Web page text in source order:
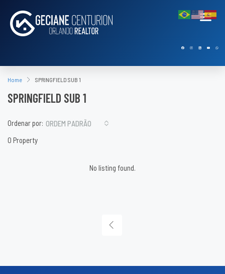
Home SPRINGFIELD SUB 1
SPRINGFIELD SUB 1
0 Property
Ordenar por: ORDEM PADRÃO
No listing found.